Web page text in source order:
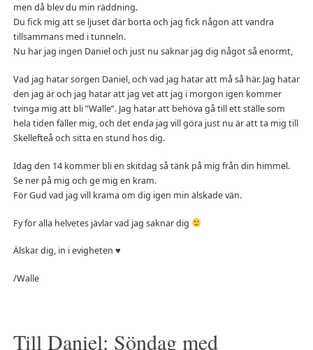
men då blev du min räddning.
Du fick mig att se ljuset där borta och jag fick någon att vandra
tillsammans med i tunneln.
Nu har jag ingen Daniel och just nu saknar jag dig något så enormt,
Vad jag hatar sorgen Daniel, och vad jag hatar att må så här. Jag hatar
den jag är och jag hatar att jag vet att jag i morgon igen kommer
tvinga mig att bli ”Walle”. Jag hatar att behöva gå till ett ställe som
hela tiden fäller mig, och det enda jag vill göra just nu är att ta mig till
Skellefteå och sitta en stund hos dig.
Idag den 14 kommer bli en skitdag så tänk på mig från din himmel.
Se ner på mig och ge mig en kram.
För Gud vad jag vill krama om dig igen min älskade vän.
Fy för alla helvetes jävlar vad jag saknar dig
Älskar dig, in i evigheten ♥
/Walle
Till Daniel: Söndag med